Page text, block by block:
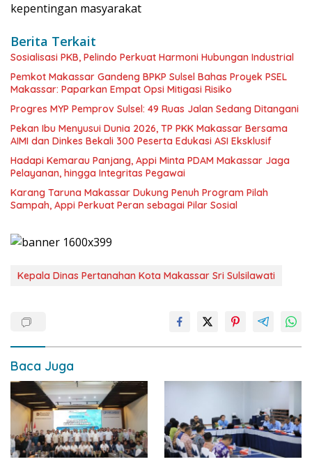
kepentingan masyarakat
Berita Terkait
Sosialisasi PKB, Pelindo Perkuat Harmoni Hubungan Industrial
Pemkot Makassar Gandeng BPKP Sulsel Bahas Proyek PSEL
Makassar: Paparkan Empat Opsi Mitigasi Risiko
Progres MYP Pemprov Sulsel: 49 Ruas Jalan Sedang Ditangani
Pekan Ibu Menyusui Dunia 2026, TP PKK Makassar Bersama
AIMI dan Dinkes Bekali 300 Peserta Edukasi ASI Eksklusif
Hadapi Kemarau Panjang, Appi Minta PDAM Makassar Jaga
Pelayanan, hingga Integritas Pegawai
Karang Taruna Makassar Dukung Penuh Program Pilah
Sampah, Appi Perkuat Peran sebagai Pilar Sosial
Kepala Dinas Pertanahan Kota Makassar Sri Sulsilawati
Baca Juga